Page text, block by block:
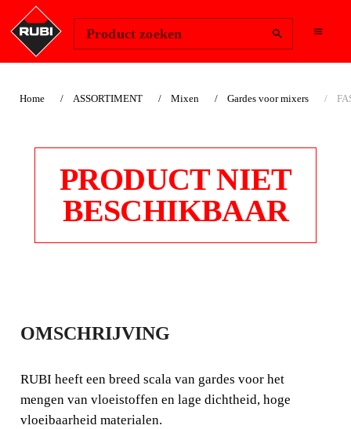
Product zoeken
Home ASSORTIMENT Mixen Gardes voor mixers
PRODUCT NIET
BESCHIKBAAR
FAST-IN
VLOEIBAREMATERI
ALENGARDE
RUBI heeft een breed scala van gardes voor het mengen
OMSCHRIJVING
RUBI heeft een breed scala van gardes voor het
mengen van vloeistoffen en lage dichtheid, hoge
vloeibaarheid materialen.